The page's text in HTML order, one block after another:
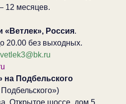
12 месяцев.
«Ветлек», Россия.
20.00 без выходных.
vetlek3@bk.ru
на Подбельского
Открытое шоссе, дом 5,